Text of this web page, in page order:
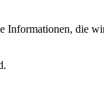
Informationen, die